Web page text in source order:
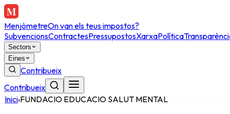
MenjòmetreOn van els teus impostos?
SubvencionsContractesPressupostosXarxaPolítica
Sectors
Eines
Contribueix
Contribueix
Inici›FUNDACIO EDUCACIO SALUT MENTAL